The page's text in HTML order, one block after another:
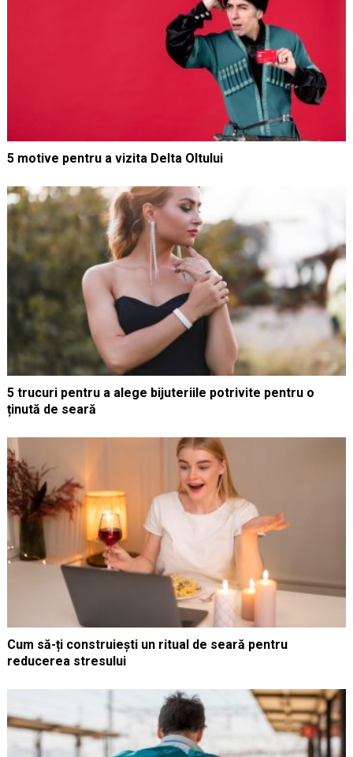
5 motive pentru a vizita Delta Oltului
5 trucuri pentru a alege bijuteriile potrivite pentru o
ținută de seară
Cum să-ți construiești un ritual de seară pentru
reducerea stresului